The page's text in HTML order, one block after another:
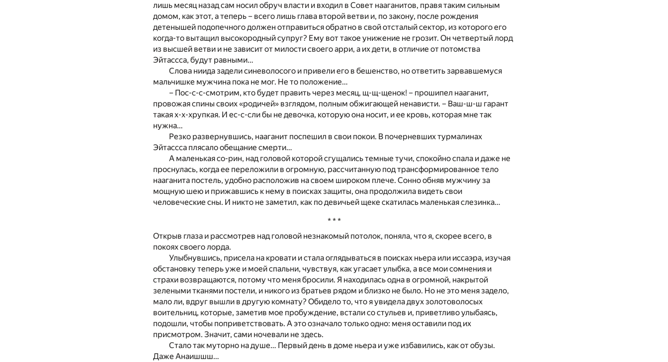
лишь месяц назад сам носил обруч власти и входил в Совет нааганитов, правя таким сильным
домом, как этот, а теперь – всего лишь глава второй ветви и, по закону, после рождения
детенышей подопечного должен отправиться обратно в свой отсталый сектор, из которого его
когда-то вытащил высокородный супруг? Ему вот такое унижение не грозит. Он четвертый лорд
из высшей ветви и не зависит от милости своего арри, а их дети, в отличие от потомства
Эйтассса, будут равными…
Слова ниида задели синеволосого и привели его в бешенство, но ответить зарвавшемуся
мальчишке мужчина пока не мог. Не то положение…
– Пос-с-с-смотрим, кто будет править через месяц, щ-щ-щенок! – прошипел нааганит,
провожая спины своих «родичей» взглядом, полным обжигающей ненависти. – Ваш-ш-ш гарант
такая х-х-хрупкая. И ес-с-сли бы не девочка, которую она носит, и ее кровь, которая мне так
нужна…
Резко развернувшись, нааганит поспешил в свои покои. В почерневших турмалинах
Эйтассса плясало обещание смерти…
А маленькая со-рин, над головой которой сгущались темные тучи, спокойно спала и даже не
проснулась, когда ее переложили в огромную, рассчитанную под трансформированное тело
нааганита постель, удобно расположив на своем широком плече. Сонно обняв мужчину за
мощную шею и прижавшись к нему в поисках защиты, она продолжила видеть свои
человеческие сны. И никто не заметил, как по девичьей щеке скатилась маленькая слезинка…
* * *
Открыв глаза и рассмотрев над головой незнакомый потолок, поняла, что я, скорее всего, в
покоях своего лорда.
Улыбнувшись, присела на кровати и стала оглядываться в поисках ньера или иссаэра, изучая
обстановку теперь уже и моей спальни, чувствуя, как угасает улыбка, а все мои сомнения и
страхи возвращаются, потому что меня бросили. Я находилась одна в огромной, накрытой
зелеными тканями постели, и никого из братьев рядом и близко не было. Но не это меня задело,
мало ли, вдруг вышли в другую комнату? Обидело то, что я увидела двух золотоволосых
воительниц, которые, заметив мое пробуждение, встали со стульев и, приветливо улыбаясь,
подошли, чтобы поприветствовать. А это означало только одно: меня оставили под их
присмотром. Значит, сами ночевали не здесь.
Стало так муторно на душе… Первый день в доме ньера и уже избавились, как от обузы.
Даже Анаишшш…